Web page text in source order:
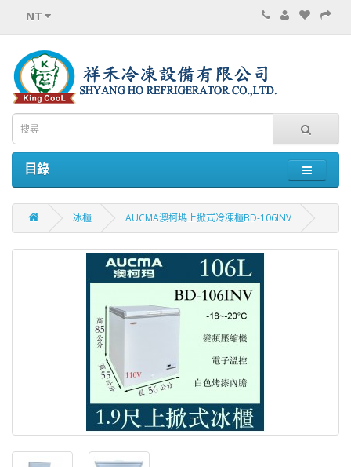
NT
目錄
冰櫃 AUCMA澳柯瑪上掀式冷凍櫃BD-106INV